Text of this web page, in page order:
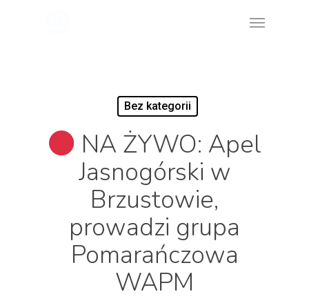
Bez kategorii
NA ŻYWO: Apel
Jasnogórski w
Brzustowie,
prowadzi grupa
Pomarańczowa
WAPM